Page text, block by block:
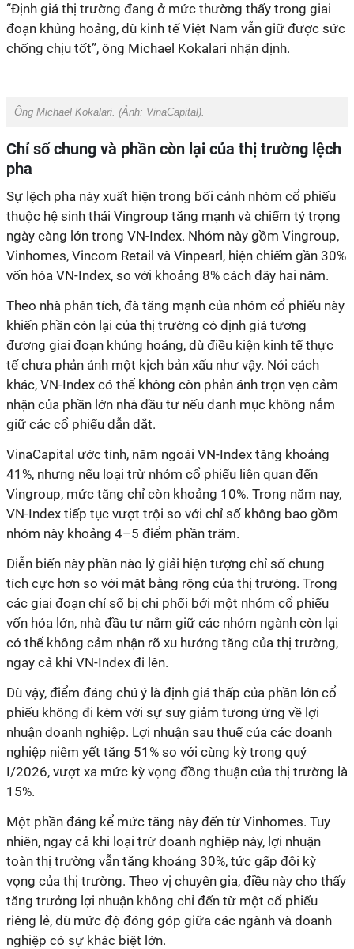
“Định giá thị trường đang ở mức thường thấy trong giai
đoạn khủng hoảng, dù kinh tế Việt Nam vẫn giữ được sức
chống chịu tốt”, ông Michael Kokalari nhận định.
Ông Michael Kokalari. (Ảnh: VinaCapital).
Chỉ số chung và phần còn lại của thị trường lệch
pha
Sự lệch pha này xuất hiện trong bối cảnh nhóm cổ phiếu
thuộc hệ sinh thái Vingroup tăng mạnh và chiếm tỷ trọng
ngày càng lớn trong VN-Index. Nhóm này gồm Vingroup,
Vinhomes, Vincom Retail và Vinpearl, hiện chiếm gần 30%
vốn hóa VN-Index, so với khoảng 8% cách đây hai năm.
Theo nhà phân tích, đà tăng mạnh của nhóm cổ phiếu này
khiến phần còn lại của thị trường có định giá tương
đương giai đoạn khủng hoảng, dù điều kiện kinh tế thực
tế chưa phản ánh một kịch bản xấu như vậy. Nói cách
khác, VN-Index có thể không còn phản ánh trọn vẹn cảm
nhận của phần lớn nhà đầu tư nếu danh mục không nắm
giữ các cổ phiếu dẫn dắt.
VinaCapital ước tính, năm ngoái VN-Index tăng khoảng
41%, nhưng nếu loại trừ nhóm cổ phiếu liên quan đến
Vingroup, mức tăng chỉ còn khoảng 10%. Trong năm nay,
VN-Index tiếp tục vượt trội so với chỉ số không bao gồm
nhóm này khoảng 4–5 điểm phần trăm.
Diễn biến này phần nào lý giải hiện tượng chỉ số chung
tích cực hơn so với mặt bằng rộng của thị trường. Trong
các giai đoạn chỉ số bị chi phối bởi một nhóm cổ phiếu
vốn hóa lớn, nhà đầu tư nắm giữ các nhóm ngành còn lại
có thể không cảm nhận rõ xu hướng tăng của thị trường,
ngay cả khi VN-Index đi lên.
Dù vậy, điểm đáng chú ý là định giá thấp của phần lớn cổ
phiếu không đi kèm với sự suy giảm tương ứng về lợi
nhuận doanh nghiệp. Lợi nhuận sau thuế của các doanh
nghiệp niêm yết tăng 51% so với cùng kỳ trong quý
I/2026, vượt xa mức kỳ vọng đồng thuận của thị trường là
15%.
Một phần đáng kể mức tăng này đến từ Vinhomes. Tuy
nhiên, ngay cả khi loại trừ doanh nghiệp này, lợi nhuận
toàn thị trường vẫn tăng khoảng 30%, tức gấp đôi kỳ
vọng của thị trường. Theo vị chuyên gia, điều này cho thấy
tăng trưởng lợi nhuận không chỉ đến từ một cổ phiếu
riêng lẻ, dù mức độ đóng góp giữa các ngành và doanh
nghiệp có sự khác biệt lớn.